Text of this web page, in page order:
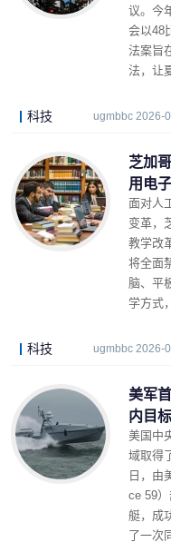
议。今
会以48
法案旨
法，让
科技 ugmbbc 2026-
芝加
用电
面对人
变革，
教学改
将全面
脑、平
学方式
科技 ugmbbc 2026-
美军
内目
美国中
域取得
日，由
ce 59）
艇，成
了一次